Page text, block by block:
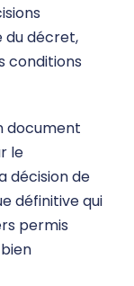
du décret,
conditions
document
le
décision de
définitive qui
permis